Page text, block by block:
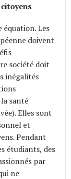
Les
doivent
société doit
inégalités
santé
Elles sont
et
Pendant
étudiants, des
par
ne